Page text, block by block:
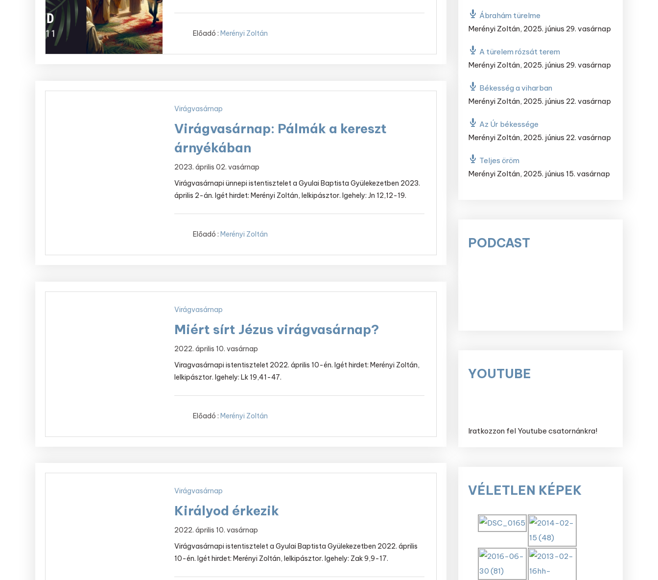
Előadó : Merényi Zoltán
Virágvasárnap
Virágvasárnap: Pálmák a kereszt
árnyékában
2023. április 02. vasárnap
Virágvasárnapi ünnepi istentisztelet a Gyulai Baptista Gyülekezetben 2023.
április 2-án. Igét hirdet: Merényi Zoltán, lelkipásztor. Igehely: Jn 12,12-19.
Előadó : Merényi Zoltán
Virágvasárnap
Miért sírt Jézus virágvasárnap?
2022. április 10. vasárnap
Viragvasárnapi istentisztelet 2022. április 10-én. Igét hirdet: Merényi Zoltán,
lelkipásztor. Igehely: Lk 19,41-47.
Előadó : Merényi Zoltán
Virágvasárnap
Királyod érkezik
2022. április 10. vasárnap
Virágvasárnapi istentisztelet a Gyulai Baptista Gyülekezetben 2022. április
10-én. Igét hirdet: Merényi Zoltán, lelkipásztor. Igehely: Zak 9,9-17.
Ábrahám türelme
Merényi Zoltán, 2025. június 29. vasárnap
A türelem rózsát terem
Merényi Zoltán, 2025. június 29. vasárnap
Békesség a viharban
Merényi Zoltán, 2025. június 22. vasárnap
Az Úr békessége
Merényi Zoltán, 2025. június 22. vasárnap
Teljes öröm
Merényi Zoltán, 2025. június 15. vasárnap
PODCAST
YOUTUBE
Iratkozzon fel Youtube csatornánkra!
VÉLETLEN KÉPEK